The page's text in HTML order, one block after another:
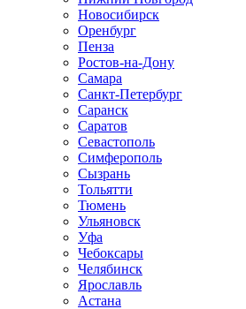
Новосибирск
Оренбург
Пенза
Ростов-на-Дону
Самара
Санкт-Петербург
Саранск
Саратов
Севастополь
Симферополь
Сызрань
Тольятти
Тюмень
Ульяновск
Уфа
Чебоксары
Челябинск
Ярославль
Астана